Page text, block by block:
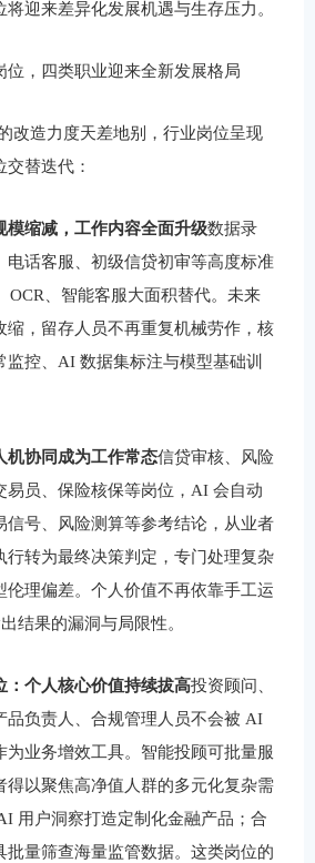
迎来差异化发展机遇与生存压力。
位，四类职业迎来全新发展格局
改造力度天差地别，行业岗位呈现
替迭代：
模缩减，工作内容全面升级数据录
电话客服、初级信贷初审等高度标准
OCR、智能客服大面积替代。未来
缩，留存人员不再重复机械劳作，核
监控、AI 数据集标注与模型基础训
机协同成为工作常态信贷审核、风险
易员、保险核保等岗位，AI 会自动
信号、风险测算等参考结论，从业者
行转为最终决策判定，专门处理复杂
伦理偏差。个人价值不再依靠手工运
结果的漏洞与局限性。
：个人核心价值持续拔高投资顾问、
品负责人、合规管理人员不会被 AI
为业务增效工具。智能投顾可批量服
得以聚焦高净值人群的多元化复杂需
用户洞察打造定制化金融产品；合
批量筛查海量监管数据。这类岗位的